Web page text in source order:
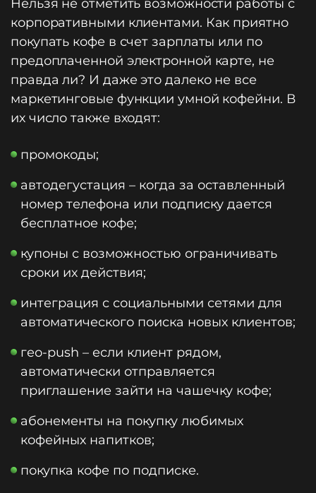
Нельзя не отметить возможности работы с
корпоративными клиентами. Как приятно
покупать кофе в счет зарплаты или по
предоплаченной электронной карте, не
правда ли? И даже это далеко не все
маркетинговые функции умной кофейни. В
их число также входят:
промокоды;
автодегустация – когда за оставленный
номер телефона или подписку дается
бесплатное кофе;
купоны с возможностью ограничивать
сроки их действия;
интеграция с социальными сетями для
автоматического поиска новых клиентов;
гео-push – если клиент рядом,
автоматически отправляется
приглашение зайти на чашечку кофе;
абонементы на покупку любимых
кофейных напитков;
покупка кофе по подписке.